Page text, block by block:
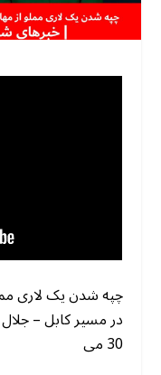
چپه شدن یک لاری
30 می